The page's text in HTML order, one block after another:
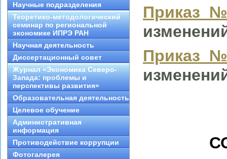
Научные подразделения
Теоретико-методологический
семинар по региональной
экономике ИПРЭ РАН
Научная деятельность
Диссертационный совет
Журнал «Экономика Северо-
Запада: проблемы и
перспективы развития»
Образовательная деятельность
Целевое обучение
Административная
информация
Противодействие коррупции
Фотогалерея
Приказ
Приказ